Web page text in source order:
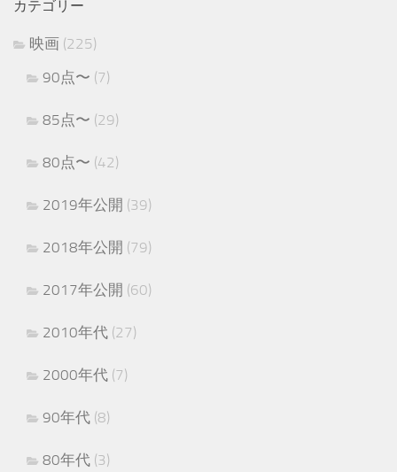
カテゴリー
映画 (225)
90点〜 (7)
85点〜 (29)
80点〜 (42)
2019年公開 (39)
2018年公開 (79)
2017年公開 (60)
2010年代 (27)
2000年代 (7)
90年代 (8)
80年代 (3)